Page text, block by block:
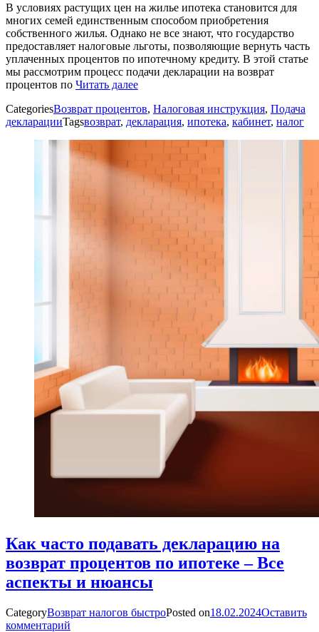
В условиях растущих цен на жилье ипотека становится для
многих семей единственным способом приобретения
собственного жилья. Однако не все знают, что государство
предоставляет налоговые льготы, позволяющие вернуть часть
уплаченных процентов по ипотечному кредиту. В этой статье
мы рассмотрим процесс подачи декларации на возврат
процентов по Читать далее
CategoriesВозврат процентов, Налоговая инструкция, Подача
декларацииTagsвозврат, декларация, ипотека, кабинет, налог
Как часто подавать декларацию на
возврат процентов по ипотеке – Все
аспекты и нюансы
CategoryВозврат налогов быстроPosted on18.02.2024Оставить
комментарий